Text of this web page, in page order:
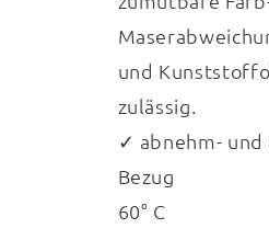
und
zulässig.
✓ abnehm- und
Bezug
60° C